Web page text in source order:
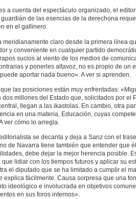
a cuenta del espectáculo organizado, el
guardián de las esencias de la derechona
en el gallinero.
meridianamente claro desde la primera línea
y conveniente en cualquier partido
sucios al viento de los medios de
y ponerles altavoz, no es propio de un
aportar nada bueno». A ver si aprenden.
las posiciones están muy enfrentadas:
dos millones del Estado que, solicitados por el
llegan a las ikastolas. En cambio, otra
en una materia, Educación, cuyas
ver cómo lo arregla.
se decanta y deja a Sanz con el
de Navarra tiene también que entender que
debe dejar la mejor herencia posible.
lidiar con los tiempos futuros y aplicar su
el diputado que se ha limitado a cumplir el
explica fácilmente. Causa sorpresa que una
ideológico e involucrada en objetivos
en sus foros internos».